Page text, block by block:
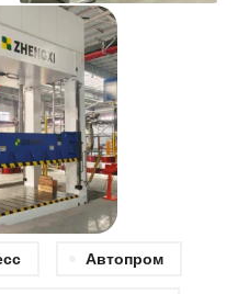
Автопром